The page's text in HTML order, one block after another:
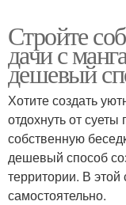
Стройте
дачи с
дешевый
Хотите создать
отдохнуть от
собственную
дешевый способ
территории. В этой
самостоятельно.